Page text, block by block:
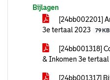
Bijlagen
[24bb002201]
3e tertaal 2023
79 KB
[24bb001318]
& Inkomen 3e tertaal
[24bb001317]